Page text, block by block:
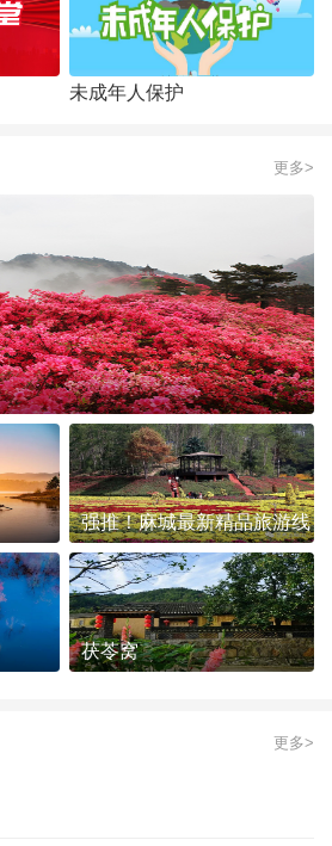
未成年人保护
更多>
强推！麻城最新精品旅游线
路发布~
茯苓窝
更多>